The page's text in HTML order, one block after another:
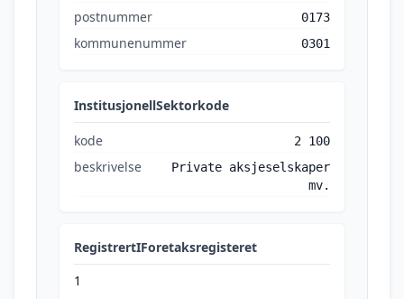
postnummer 0173
kommunenummer 0301
InstitusjonellSektorkode
kode 2 100
beskrivelse
Private aksjeselskaper
mv.
RegistrertIForetaksregisteret
1